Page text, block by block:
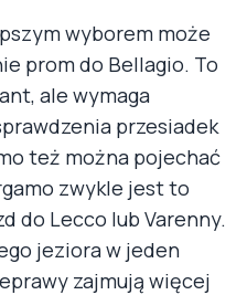
wyborem może
prom do Bellagio. To
ale wymaga
przesiadek
też można pojechać
zwykle jest to
do Lecco lub Varenny.
jeziora w jeden
zajmują więcej